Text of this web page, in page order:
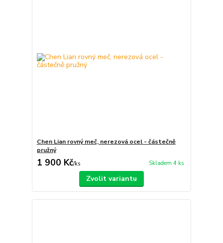
Chen Lian rovný meč, nerezová ocel - částečně
pružný
1 900 Kč/ks Skladem 4 ks
Zvolit variantu